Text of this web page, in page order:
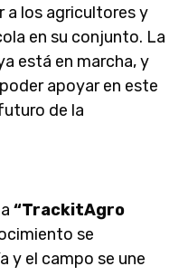
a los agricultores y
en su conjunto. La
está en marcha, y
apoyar en este
de la
“TrackitAgro
se
y el campo se une